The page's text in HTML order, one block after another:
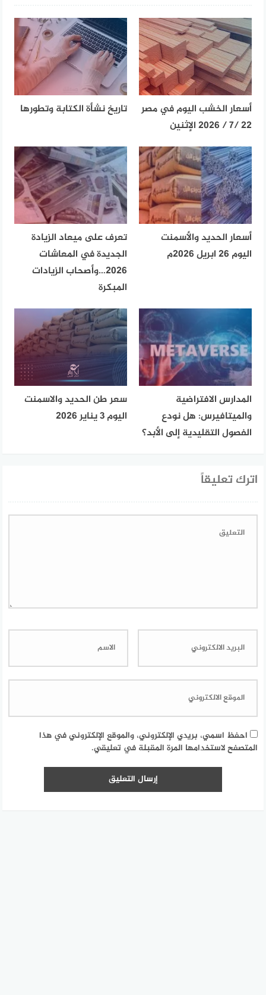
أسعار الخشب اليوم في مصر
22 /7 / 2026 الإثنين
تاريخ نشأة الكتابة وتطورها
أسعار الحديد والأسمنت
اليوم 26 ابريل 2026م
تعرف على ميعاد الزيادة
الجديدة في المعاشات
2026…وأصحاب الزيادات
المبكرة
المدارس الافتراضية
والميتافيرس: هل نودع
الفصول التقليدية إلى الأبد؟
سعر طن الحديد والاسمنت
اليوم 3 يناير 2026
اترك تعليقاً
احفظ اسمي، بريدي الإلكتروني، والموقع الإلكتروني في هذا
المتصفح لاستخدامها المرة المقبلة في تعليقي.